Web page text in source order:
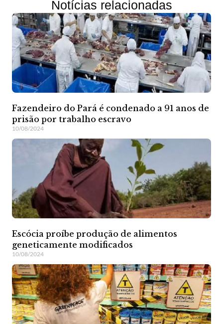
Notícias relacionadas
Fazendeiro do Pará é condenado a 91 anos de
prisão por trabalho escravo
10/08/2024
Escócia proíbe produção de alimentos
geneticamente modificados
10/08/2024